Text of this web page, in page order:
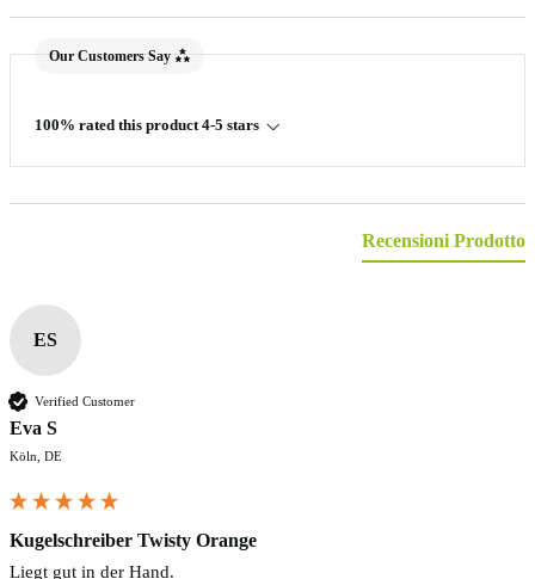
Our Customers Say
100% rated this product 4-5 stars
Recensioni Prodotto
ES
Verified Customer
Eva S
Köln, DE
Kugelschreiber Twisty Orange
Liegt gut in der Hand.